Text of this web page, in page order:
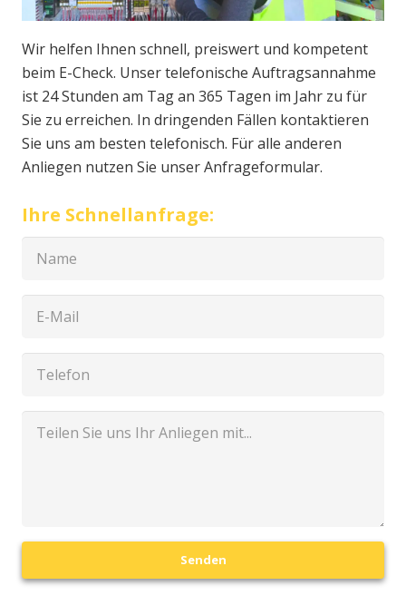
Wir helfen Ihnen schnell, preiswert und kompetent
beim E-Check. Unser telefonische Auftragsannahme
ist 24 Stunden am Tag an 365 Tagen im Jahr zu für
Sie zu erreichen. In dringenden Fällen kontaktieren
Sie uns am besten telefonisch. Für alle anderen
Anliegen nutzen Sie unser Anfrageformular.
Ihre Schnellanfrage:
Senden